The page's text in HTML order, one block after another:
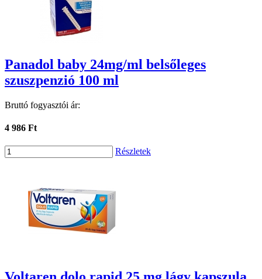
Panadol baby 24mg/ml belsőleges
szuszpenzió 100 ml
Bruttó fogyasztói ár:
4 986 Ft
Részletek